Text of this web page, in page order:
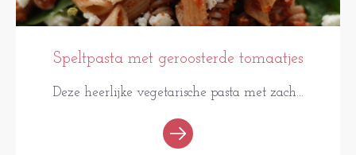
Speltpasta met geroosterde tomaatjes
Deze heerlijke vegetarische pasta met zach...